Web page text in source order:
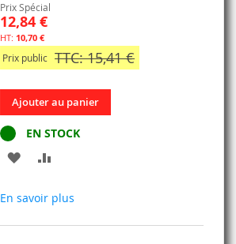
Prix Spécial
12,84 €
10,70 €
Prix public TTC: 15,41 €
Ajouter au panier
EN STOCK
AJOUTER
En savoir plus